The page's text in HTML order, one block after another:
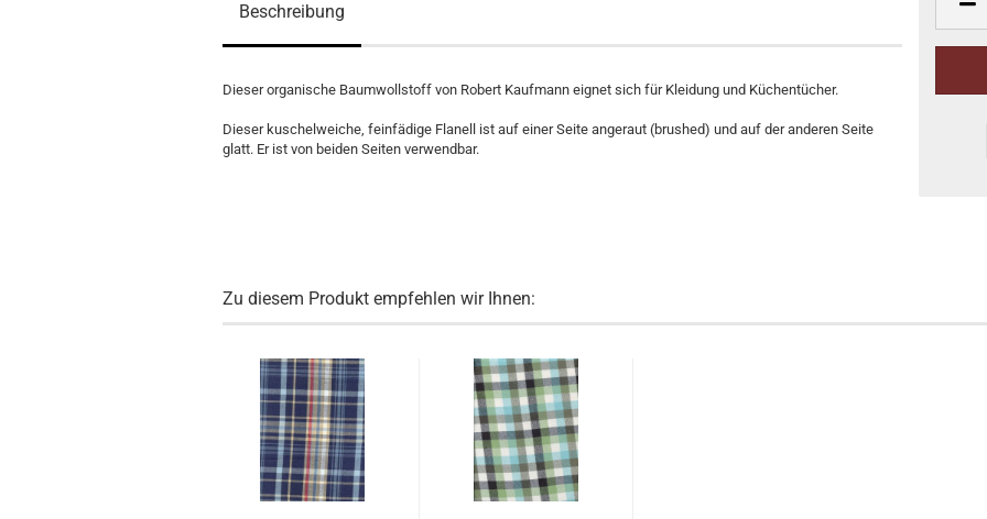
Beschreibung
Dieser organische Baumwollstoff von Robert Kaufmann eignet sich für Kleidung und Küchentücher.
Dieser kuschelweiche, feinfädige Flanell ist auf einer Seite angeraut (brushed) und auf der anderen Seite
glatt. Er ist von beiden Seiten verwendbar.
Zu diesem Produkt empfehlen wir Ihnen: